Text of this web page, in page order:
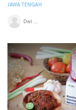
JAWA TENGAH